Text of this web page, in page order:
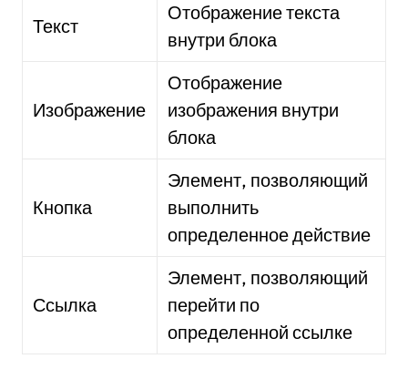
Текст
Отображение текста
внутри блока
Изображение
Отображение
изображения внутри
блока
Кнопка
Элемент, позволяющий
выполнить
определенное действие
Ссылка
Элемент, позволяющий
перейти по
определенной ссылке